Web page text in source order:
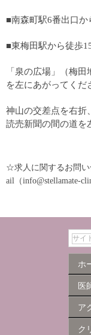
■南森町駅6番出口か
■東梅田駅から徒歩
「泉の広場」（梅
を左にあがってくだ
神山の交差点を右折
読売新聞の間の道を
☆求人に関するお問い
ail（info@stellamate-
ホ
医
ア
ク